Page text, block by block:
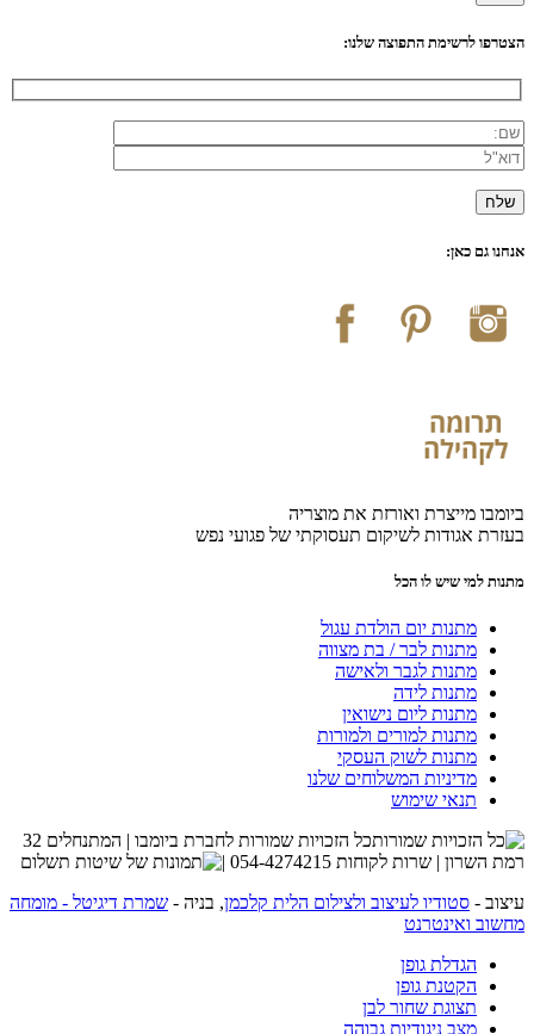
הצטרפו לרשימת התפוצה שלנו:
אנחנו גם כאן:
ביומבו מייצרת ואורזת את מוצריה
בעזרת אגודות לשיקום תעסוקתי של פגועי נפש
מתנות למי שיש לו הכל
מתנות יום הולדת עגול
מתנות לבר / בת מצווה
מתנות לגבר ולאישה
מתנות לידה
מתנות ליום נישואין
מתנות למורים ולמורות
מתנות לשוק העסקי
מדיניות המשלוחים שלנו
תנאי שימוש
כל הזכויות שמורות לחברת ביומבו | המתנחלים 32
רמת השרון | שרות לקוחות 054-4274215 |
עיצוב - סטודיו לעיצוב ולצילום הלית קלכמן, בניה - שמרת דיגיטל - מומחה
מחשוב ואינטרנט
הגדלת גופן
הקטנת גופן
תצוגת שחור לבן
מצב ניגודיות גבוהה